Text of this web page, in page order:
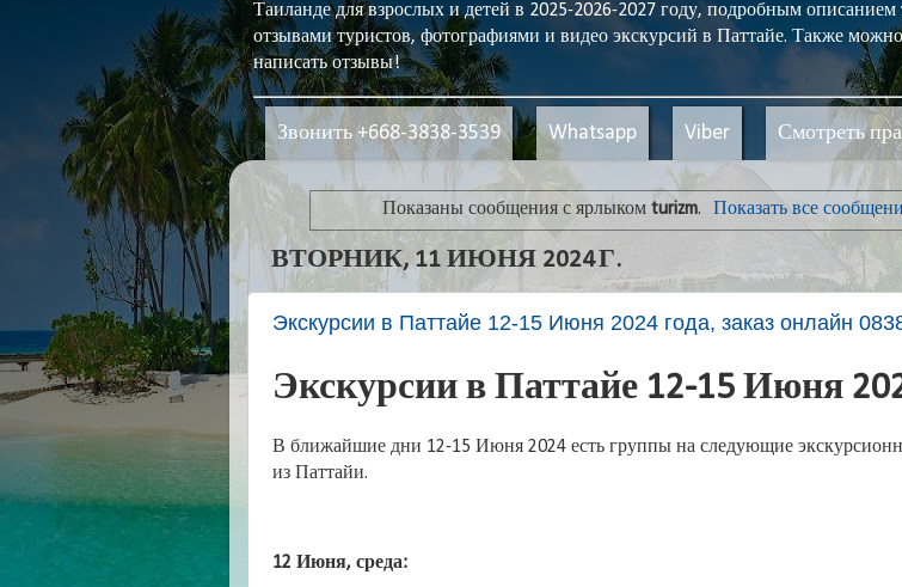
Таиланде для взрослых и детей в 2025-2026-2027 году, подробным
отзывами туристов, фотографиями и видео экскурсий в Паттайе. Также
написать отзывы!
Звонить +668-3838-3539 Whatsapp Viber Смотреть
Показаны сообщения с ярлыком turizm. Показать все
ВТОРНИК, 11 ИЮНЯ 2024 Г.
Экскурсии в Паттайе 12-15 Июня 2024 года, заказ онлайн
Экскурсии в Паттайе 12-15 Июня
В ближайшие дни 12-15 Июня 2024 есть группы на следующие
из Паттайи.
12 Июня, среда: